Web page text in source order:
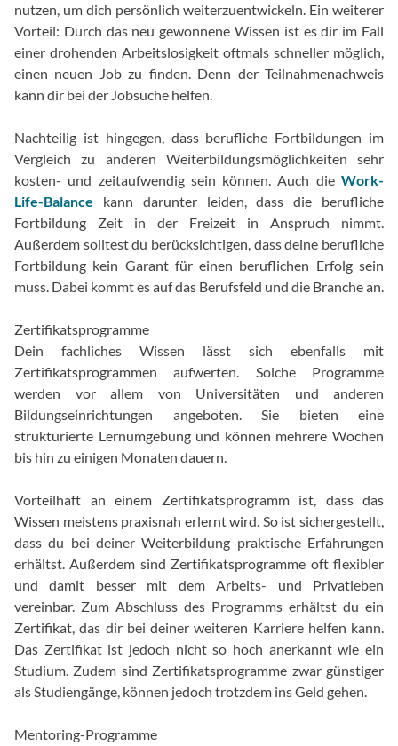
nutzen, um dich persönlich weiterzuentwickeln. Ein weiterer
Vorteil: Durch das neu gewonnene Wissen ist es dir im Fall
einer drohenden Arbeitslosigkeit oftmals schneller möglich,
einen neuen Job zu finden. Denn der Teilnahmenachweis
kann dir bei der Jobsuche helfen.
Nachteilig ist hingegen, dass berufliche Fortbildungen im
Vergleich zu anderen Weiterbildungsmöglichkeiten sehr
kosten- und zeitaufwendig sein können. Auch die Work-
Life-Balance kann darunter leiden, dass die berufliche
Fortbildung Zeit in der Freizeit in Anspruch nimmt.
Außerdem solltest du berücksichtigen, dass deine berufliche
Fortbildung kein Garant für einen beruflichen Erfolg sein
muss. Dabei kommt es auf das Berufsfeld und die Branche an.
Zertifikatsprogramme
Dein fachliches Wissen lässt sich ebenfalls mit
Zertifikatsprogrammen aufwerten. Solche Programme
werden vor allem von Universitäten und anderen
Bildungseinrichtungen angeboten. Sie bieten eine
strukturierte Lernumgebung und können mehrere Wochen
bis hin zu einigen Monaten dauern.
Vorteilhaft an einem Zertifikatsprogramm ist, dass das
Wissen meistens praxisnah erlernt wird. So ist sichergestellt,
dass du bei deiner Weiterbildung praktische Erfahrungen
erhältst. Außerdem sind Zertifikatsprogramme oft flexibler
und damit besser mit dem Arbeits- und Privatleben
vereinbar. Zum Abschluss des Programms erhältst du ein
Zertifikat, das dir bei deiner weiteren Karriere helfen kann.
Das Zertifikat ist jedoch nicht so hoch anerkannt wie ein
Studium. Zudem sind Zertifikatsprogramme zwar günstiger
als Studiengänge, können jedoch trotzdem ins Geld gehen.
Mentoring-Programme